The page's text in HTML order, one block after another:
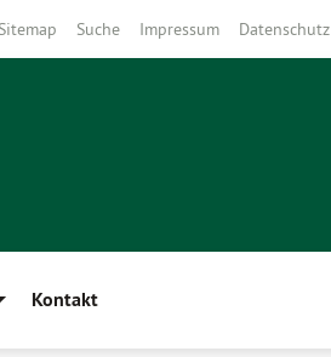
Sitemap Suche Impressum Datenschutz
Kontakt